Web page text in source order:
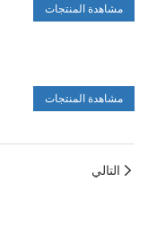
مشاهدة المنتجات
مشاهدة المنتجات
التالي